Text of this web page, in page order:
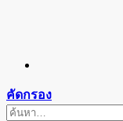
คัดกรอง
ค้นหา: